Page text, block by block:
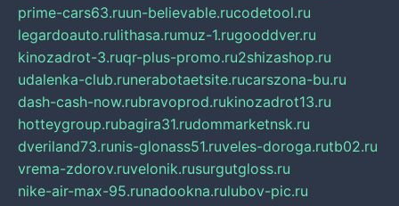
prime-cars63.ruun-believable.rucodetool.ru
legardoauto.rulithasa.rumuz-1.rugooddver.ru
kinozadrot-3.ruqr-plus-promo.ru2shizashop.ru
udalenka-club.runerabotaetsite.rucarszona-bu.ru
dash-cash-now.rubravoprod.rukinozadrot13.ru
hotteygroup.rubagira31.rudommarketnsk.ru
dveriland73.runis-glonass51.ruveles-doroga.rutb02.ru
vrema-zdorov.ruvelonik.rusurgutgloss.ru
nike-air-max-95.runadookna.rulubov-pic.ru